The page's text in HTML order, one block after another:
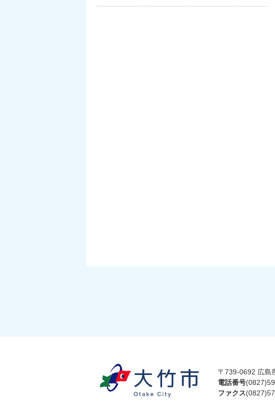
〒739-0692 広島
電話番号
ファクス